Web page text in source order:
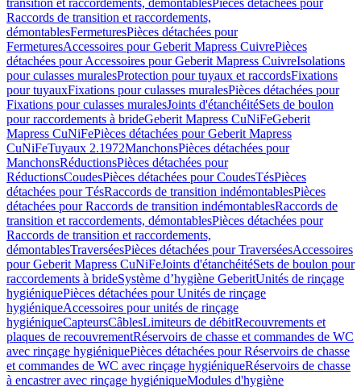
transition et raccordements, démontablesPièces détachées pour
Raccords de transition et raccordements,
démontablesFermeturesPièces détachées pour
FermeturesAccessoires pour Geberit Mapress CuivrePièces
détachées pour Accessoires pour Geberit Mapress CuivreIsolations
pour culasses muralesProtection pour tuyaux et raccordsFixations
pour tuyauxFixations pour culasses muralesPièces détachées pour
Fixations pour culasses muralesJoints d'étanchéitéSets de boulon
pour raccordements à brideGeberit Mapress CuNiFeGeberit
Mapress CuNiFePièces détachées pour Geberit Mapress
CuNiFeTuyaux 2.1972ManchonsPièces détachées pour
ManchonsRéductionsPièces détachées pour
RéductionsCoudesPièces détachées pour CoudesTésPièces
détachées pour TésRaccords de transition indémontablesPièces
détachées pour Raccords de transition indémontablesRaccords de
transition et raccordements, démontablesPièces détachées pour
Raccords de transition et raccordements,
démontablesTraverséesPièces détachées pour TraverséesAccessoires
pour Geberit Mapress CuNiFeJoints d'étanchéitéSets de boulon pour
raccordements à brideSystème d’hygiène GeberitUnités de rinçage
hygiéniquePièces détachées pour Unités de rinçage
hygiéniqueAccessoires pour unités de rinçage
hygiéniqueCapteursCâblesLimiteurs de débitRecouvrements et
plaques de recouvrementRéservoirs de chasse et commandes de WC
avec rinçage hygiéniquePièces détachées pour Réservoirs de chasse
et commandes de WC avec rinçage hygiéniqueRéservoirs de chasse
à encastrer avec rinçage hygiéniqueModules d'hygiène